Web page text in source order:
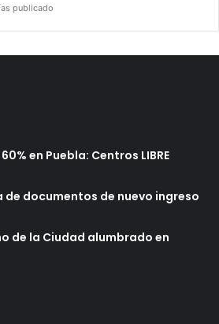
publicado
en Puebla: Centros LIBRE
de documentos de nuevo ingreso
de la Ciudad alumbrado en